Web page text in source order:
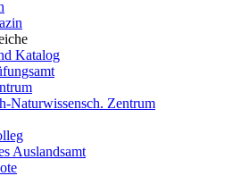
Katalog
Naturwissensch. Zentrum
Auslandsamt